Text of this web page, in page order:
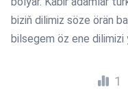
biziň dilimiz söze örän
bilsegem öz ene dilimizi
1